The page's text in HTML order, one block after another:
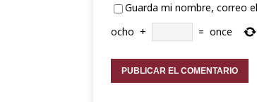
Guarda mi nombre, correo
ocho + = once